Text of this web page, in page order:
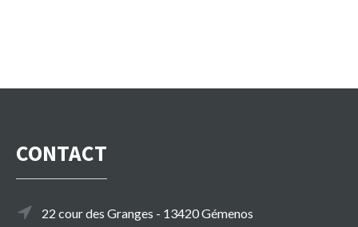
CONTACT
22 cour des Granges - 13420 Gémenos